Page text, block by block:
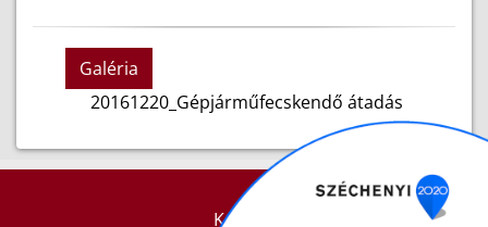
Galéria
20161220_Gépjárműfecskendő átadás
KAPCSOLAT